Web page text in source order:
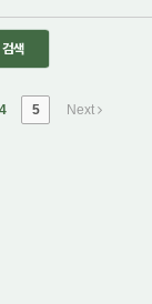
4 5 Next